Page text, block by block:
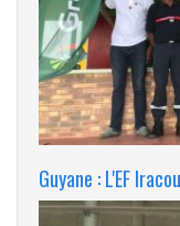
Guyane : L'EF